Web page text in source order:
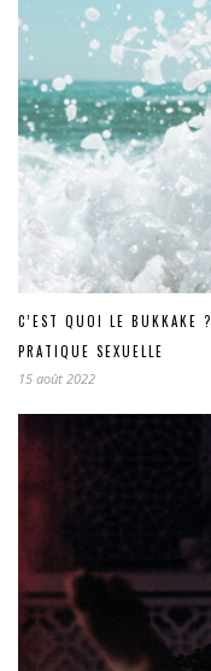
C’EST QUOI LE BUKKAKE
PRATIQUE SEXUELLE
15 août 2022